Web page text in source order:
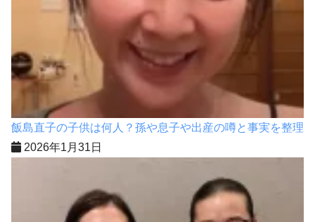
飯島直子の子供は何人？孫や息子や出産の噂と事実を整理
2026年1月31日